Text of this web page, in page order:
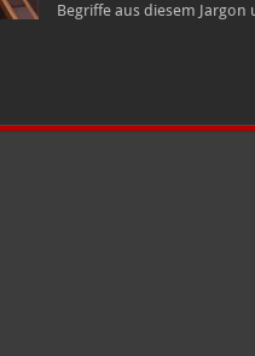
Begriffe aus diesem Jargon